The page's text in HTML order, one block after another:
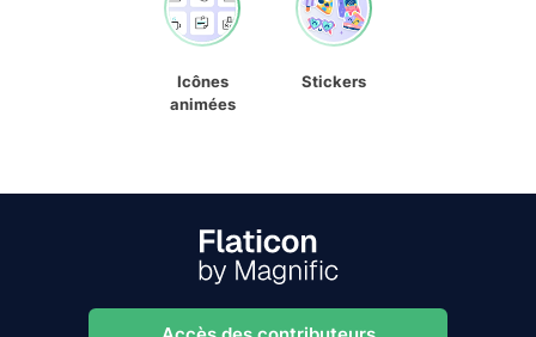
Icônes
animées
Stickers